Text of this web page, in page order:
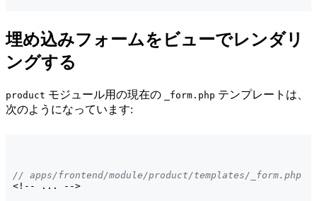
埋め込みフォームをビューでレンダリ
ングする
product モジュール用の現在の _form.php テンプレートは、
次のようになっています:
// apps/frontend/module/product/templates/_form.php
<!-- ... -->